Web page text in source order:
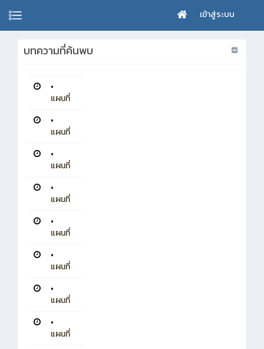
เข้าสู่ระบบ
บทความที่ค้นพบ
•
แผนที่
•
แผนที่
•
แผนที่
•
แผนที่
•
แผนที่
•
แผนที่
•
แผนที่
•
แผนที่